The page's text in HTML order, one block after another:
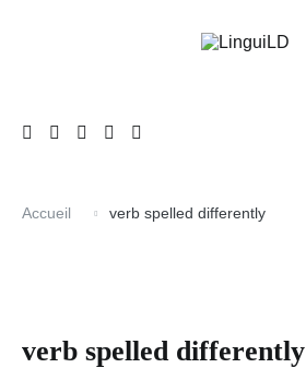
Accueil verb spelled differently
verb spelled differently